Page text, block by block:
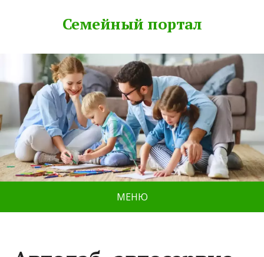
Семейный портал
МЕНЮ